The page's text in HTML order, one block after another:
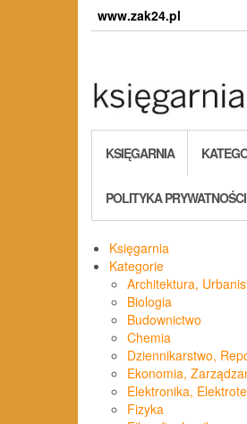
www.zak24.pl
KSIĘGARNIA
POLITYKA PRYWATNOŚCI
Księgarnia
Kategorie
Architektura,
Biologia
Budownictwo
Chemia
Dziennikarstwo,
Ekonomia,
Elektronika,
Fizyka